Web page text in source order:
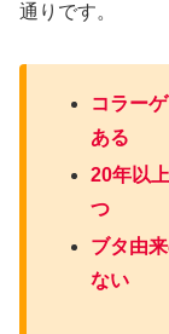
通りです。
コラー
ある
20年以
つ
ブタ由
ない